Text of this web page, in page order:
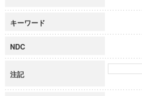
キーワード
NDC
注記